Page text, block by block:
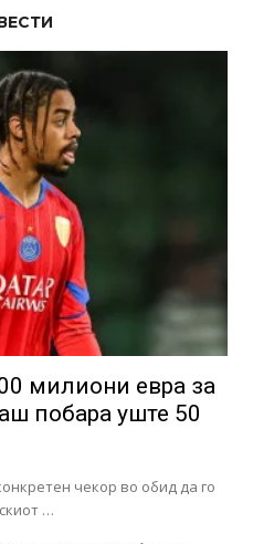
милиони евра за
побара уште 50
чекор во обид да го
…